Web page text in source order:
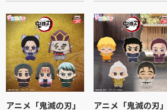
アニメ「鬼滅の刃」 アニメ「鬼滅の刃」